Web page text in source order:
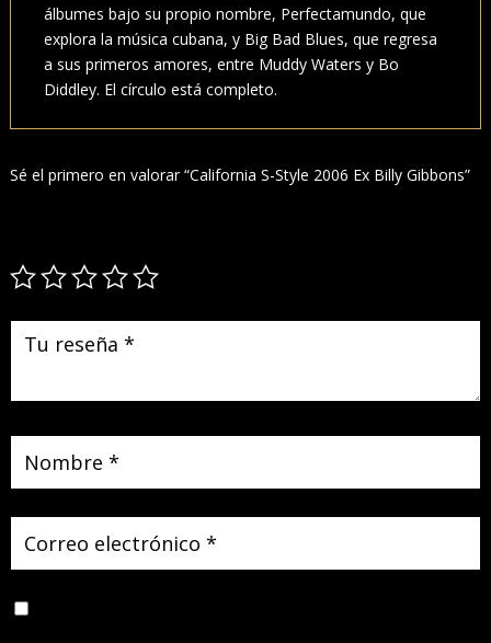
álbumes bajo su propio nombre, Perfectamundo, que
explora la música cubana, y Big Bad Blues, que regresa
a sus primeros amores, entre Muddy Waters y Bo
Diddley. El círculo está completo.
Sé el primero en valorar “California S-Style 2006 Ex Billy Gibbons”